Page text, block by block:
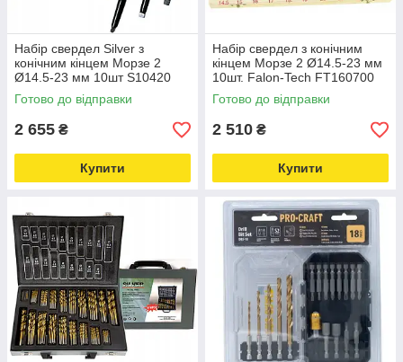
Набір свердел Silver з
конічним кінцем Морзе 2
Ø14.5-23 мм 10шт S10420
Love&Life -online-multimarket-
Готово до відправки
2 655 ₴
Купити
Набір свердел з конічним
кінцем Морзе 2 Ø14.5-23 мм
10шт. Falon-Tech FT160700
Love&Life -online-multimarket-
Готово до відправки
2 510 ₴
Купити